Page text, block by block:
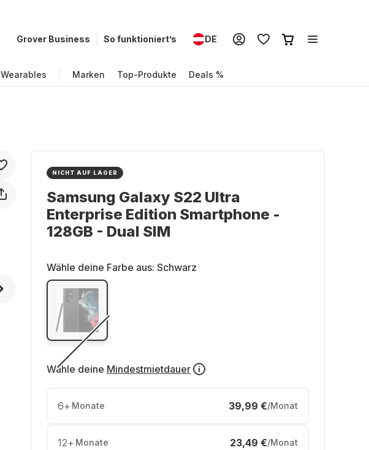
Grover Business So funktioniert’s DE
Wearables Marken Top-Produkte Deals %
NICHT AUF LAGER
Samsung Galaxy S22 Ultra
Enterprise Edition Smartphone -
128GB - Dual SIM
Wähle deine Farbe aus: Schwarz
Wähle deine Mindestmietdauer
6+ Monate 39,99 €/Monat
12+ Monate 23,49 €/Monat